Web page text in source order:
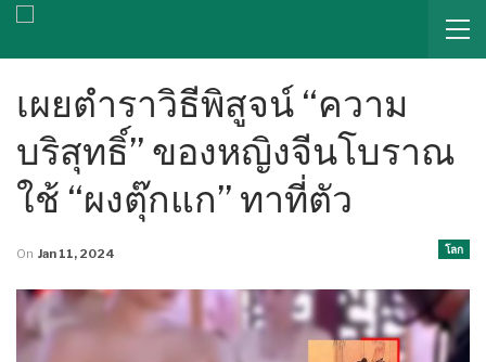
เผยตำราวิธีพิสูจน์ “ความ
บริสุทธิ์” ของหญิงจีนโบราณ
ใช้ “ผงตุ๊กแก” ทาที่ตัว
โลก
On Jan 11, 2024